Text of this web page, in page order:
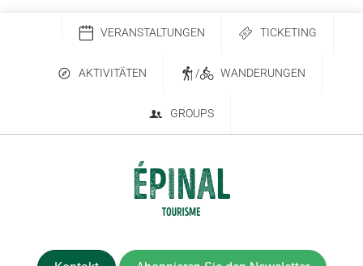
VERANSTALTUNGEN TICKETING
AKTIVITÄTEN / WANDERUNGEN
GROUPS